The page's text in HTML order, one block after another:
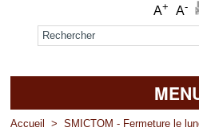
A+ A-
Formulaire de recherche
Accueil
Accueil > SMICTOM - Fermeture le